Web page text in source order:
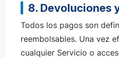
8. Devoluciones
Todos los pagos son
reembolsables. Una vez
cualquier Servicio o